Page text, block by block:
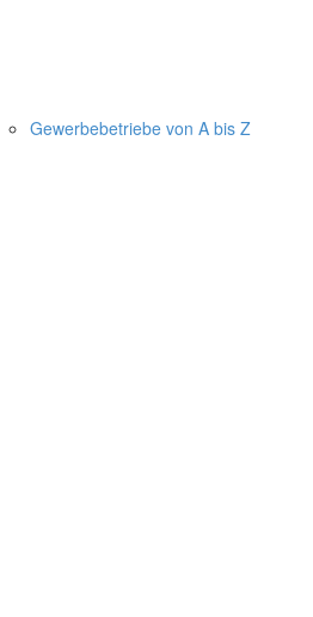
Gewerbebetriebe von A bis Z